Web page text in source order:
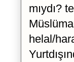
mıydı?
helal/